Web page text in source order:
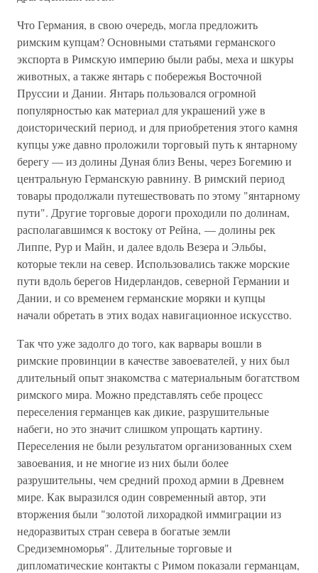
Что Германия, в свою очередь, могла предложить
римским купцам? Основными статьями германского
экспорта в Римскую империю были рабы, меха и шкуры
животных, а также янтарь с побережья Восточной
Пруссии и Дании. Янтарь пользовался огромной
популярностью как материал для украшений уже в
доисторический период, и для приобретения этого камня
купцы уже давно проложили торговый путь к янтарному
берегу — из долины Дуная близ Вены, через Богемию и
центральную Германскую равнину. В римский период
товары продолжали путешествовать по этому "янтарному
пути". Другие торговые дороги проходили по долинам,
располагавшимся к востоку от Рейна, — долины рек
Липпе, Рур и Майн, и далее вдоль Везера и Эльбы,
которые текли на север. Использовались также морские
пути вдоль берегов Нидерландов, северной Германии и
Дании, и со временем германские моряки и купцы
начали обретать в этих водах навигационное искусство.
Так что уже задолго до того, как варвары вошли в
римские провинции в качестве завоевателей, у них был
длительный опыт знакомства с материальным богатством
римского мира. Можно представлять себе процесс
переселения германцев как дикие, разрушительные
набеги, но это значит слишком упрощать картину.
Переселения не были результатом организованных схем
завоевания, и не многие из них были более
разрушительны, чем средний проход армии в Древнем
мире. Как выразился один современный автор, эти
вторжения были "золотой лихорадкой иммиграции из
недоразвитых стран севера в богатые земли
Средиземноморья". Длительные торговые и
дипломатические контакты с Римом показали германцам,